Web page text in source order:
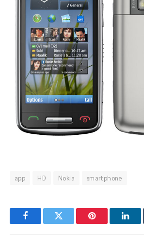
app HD Nokia smartphone
FacebookTwitter Pinterest